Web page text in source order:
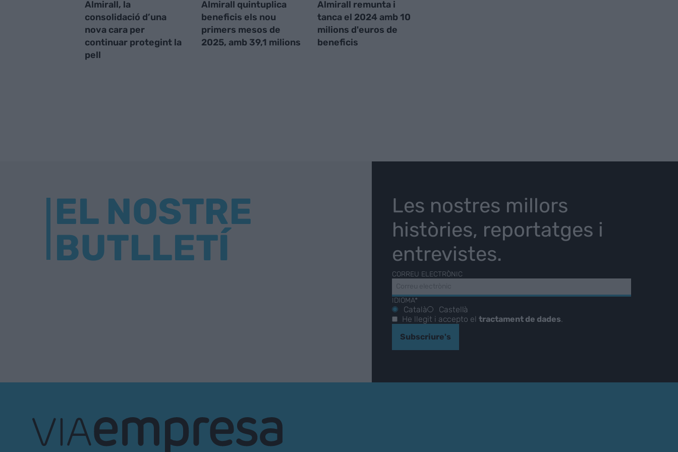
Almirall, la
consolidació d’una
nova cara per
continuar protegint la
pell
Almirall quintuplica
beneficis els nou
primers mesos de
2025, amb 39,1 milions
Almirall remunta i
tanca el 2024 amb 10
milions d'euros de
beneficis
EL NOSTRE
BUTLLETÍ
Les nostres millors
històries, reportatges i
entrevistes.
CORREU ELECTRÒNIC
IDIOMA*
Català
Castellà
He llegit i accepto el tractament de dades.
Subscriure's